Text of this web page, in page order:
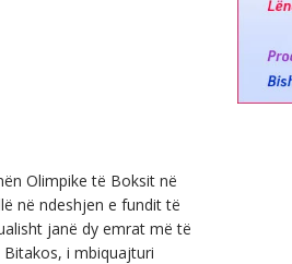
Olimpike të Boksit në
në ndeshjen e fundit të
janë dy emrat më të
i mbiquajturi